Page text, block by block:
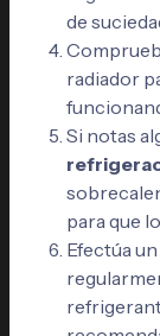
de
radiador
Si notas
para que
Efectúa